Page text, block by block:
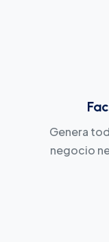
Genera
negocio